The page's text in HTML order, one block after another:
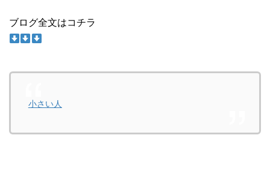
ブログ全文はコチラ
小さい人